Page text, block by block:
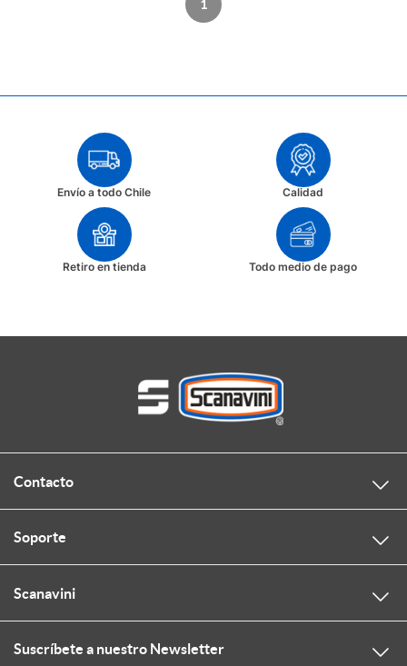
1
Envío a todo Chile Calidad
Retiro en tienda Todo medio de pago
Contacto
Soporte
Scanavini
Suscríbete a nuestro Newsletter